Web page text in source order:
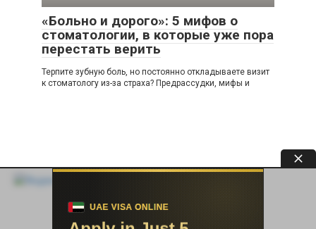
«Больно и дорого»: 5 мифов о
стоматологии, в которые уже пора
перестать верить
Терпите зубную боль, но постоянно откладываете визит
к стоматологу из-за страха? Предрассудки, мифы и